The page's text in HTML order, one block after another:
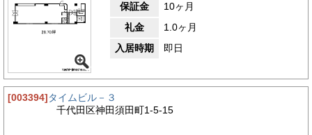
保証金
10ヶ月
礼金
1.0ヶ月
入居時期
即日
[003394]タイムビル－３
千代田区神田須田町1-5-15